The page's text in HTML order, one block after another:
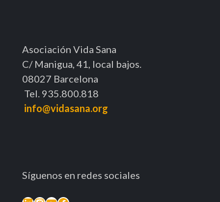
Asociación Vida Sana
C/ Manigua, 41, local bajos.
08027 Barcelona
Tel. 935.800.818
info@vidasana.org
Síguenos en redes sociales